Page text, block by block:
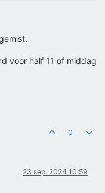
voor half 11 of middag
0
23 sep. 2024 10:59